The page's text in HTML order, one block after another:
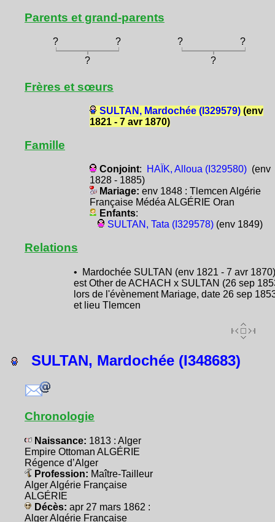
Parents et grand-parents
? ? ?
?
?
?
Frères et sœurs
SULTAN, Mardochée (I329579)(env
1821 - 7 avr 1870)
Famille
Conjoint: HAÏK, Alloua (I329580)(env
1828 - 1885)
Mariage: env 1848 : Tlemcen Algérie
Française Médéa ALGÉRIE Oran
Enfants:
SULTAN, Tata (I329578)(env 1849)
Relations
• Mardochée SULTAN (env 1821 - 7 avr 1870)
est Other de ACHACH x SULTAN (26 sep
lors de l'évènement Mariage, date 26 sep
et lieu Tlemcen
SULTAN, Mardochée (I348683)
Chronologie
Naissance: 1813 : Alger
Empire Ottoman ALGÉRIE
Régence d’Alger
Profession: Maître-Tailleur
Alger Algérie Française
ALGÉRIE
Décès: apr 27 mars 1862 :
Alger Algérie Française